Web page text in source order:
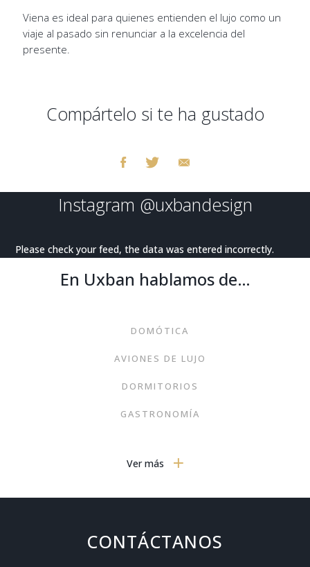
Viena es ideal para quienes entienden el lujo como un
viaje al pasado sin renunciar a la excelencia del
presente.
Compártelo si te ha gustado
Instagram @uxbandesign
Please check your feed, the data was entered incorrectly.
En Uxban hablamos de…
DOMÓTICA
AVIONES DE LUJO
DORMITORIOS
GASTRONOMÍA
TECNOLOGÍA
VIAJES
MODA
Ver más
CONTÁCTANOS